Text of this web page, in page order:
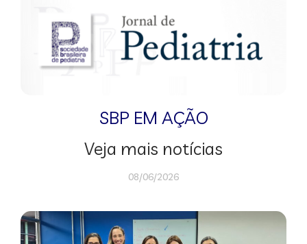
SBP EM AÇÃO
Veja mais notícias
08/06/2026